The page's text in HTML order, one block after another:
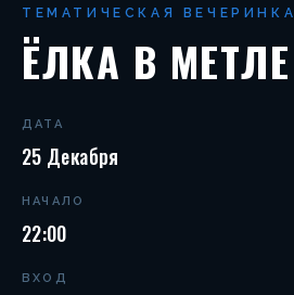
ТЕМАТИЧЕСКАЯ ВЕЧЕРИНКА
ЁЛКА В МЕТЛЕ
ДАТА
25 Декабря
НАЧАЛО
22:00
ВХОД